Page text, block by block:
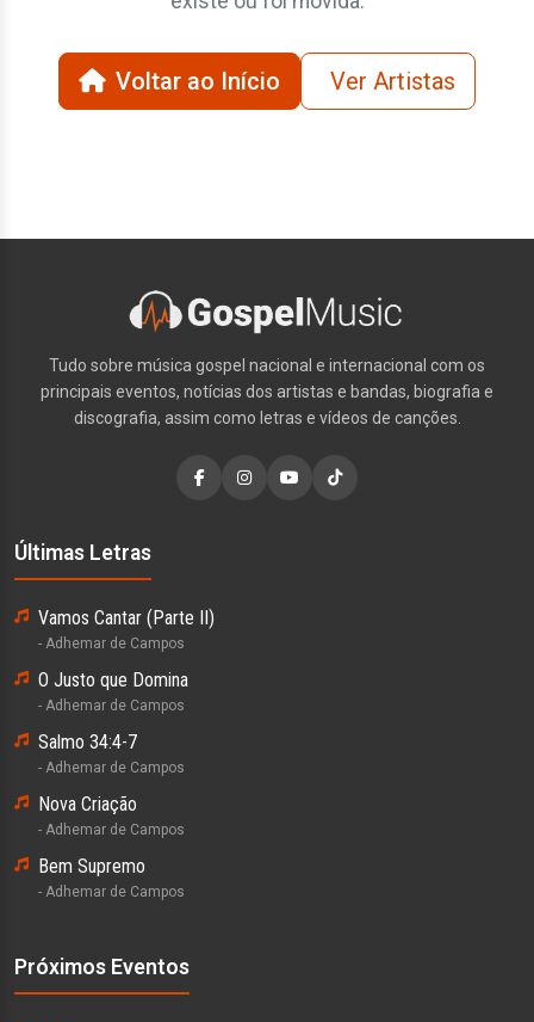
Voltar ao Início Ver Artistas
Tudo sobre música gospel nacional e internacional com os
principais eventos, notícias dos artistas e bandas, biografia e
discografia, assim como letras e vídeos de canções.
Últimas Letras
Vamos Cantar (Parte II)
- Adhemar de Campos
O Justo que Domina
- Adhemar de Campos
Salmo 34:4-7
- Adhemar de Campos
Nova Criação
- Adhemar de Campos
Bem Supremo
- Adhemar de Campos
Próximos Eventos